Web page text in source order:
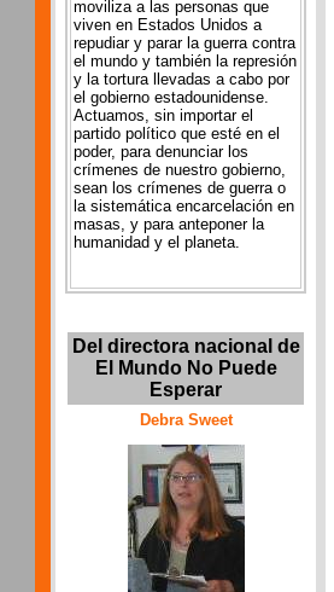
moviliza a las personas que
viven en Estados Unidos a
repudiar y parar la guerra contra
el mundo y también la represión
y la tortura llevadas a cabo por
el gobierno estadounidense.
Actuamos, sin importar el
partido político que esté en el
poder, para denunciar los
crímenes de nuestro gobierno,
sean los crímenes de guerra o
la sistemática encarcelación en
masas, y para anteponer la
humanidad y el planeta.
Del directora nacional de
El Mundo No Puede
Esperar
Debra Sweet